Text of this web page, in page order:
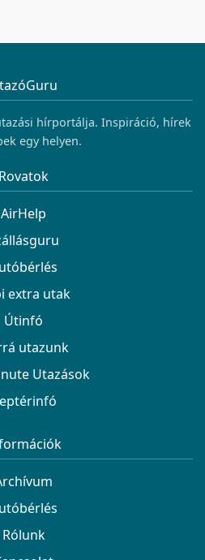
hírportálja. Inspiráció, hírek
egy helyen.
Rovatok
AirHelp
extra utak
Útinfó
utazunk
Utazások
Rólunk